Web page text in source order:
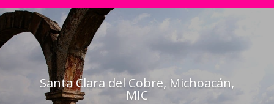
Santa Clara del Cobre, Michoacán,
MIC